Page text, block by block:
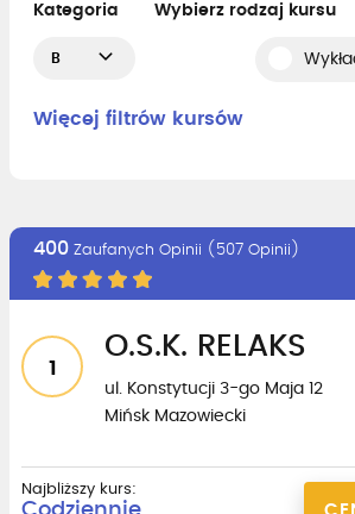
Kategoria
B
Wybierz rodzaj kursu
Więcej filtrów kursów
400 Zaufanych Opinii (507 Opinii)
1
O.S.K. RELAKS
ul. Konstytucji 3-go Maja 12
Mińsk Mazowiecki
Najbliższy kurs: